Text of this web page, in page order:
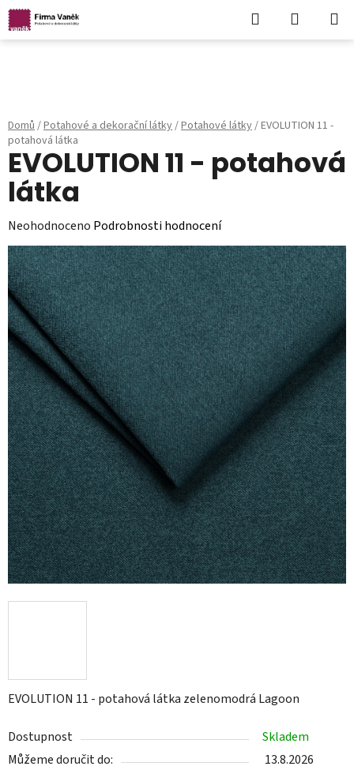
Hledat
KOŠÍK
Domů/Potahové a dekorační látky/Potahové látky/EVOLUTION 11 -
potahová látka
EVOLUTION 11 - potahová látka zelenomodrá Lagoon
Dostupnost
Skladem
Můžeme doručit do:
13.8.2026
EVOLUTION 11 - potahová
látka
Průměrné
hodnocení
produktu
je
0,0
z
5
hvězdiček.
Neohodnoceno Podrobnosti hodnocení